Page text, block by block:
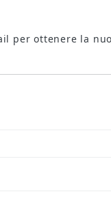
per ottenere la